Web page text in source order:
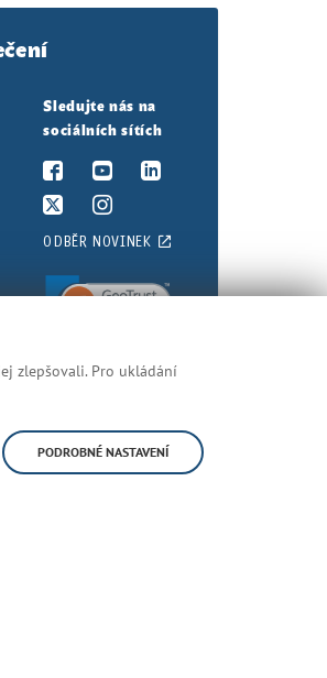
Sledujte nás na
sociálních sítích
ODBĚR NOVINEK
předpisech.
Mapa stránek
zlepšovali. Pro ukládání
PODROBNÉ NASTAVENÍ